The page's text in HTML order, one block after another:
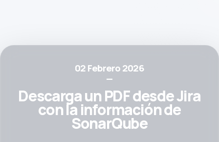
02 Febrero 2026
—
Descarga un PDF desde Jira
con la información de
SonarQube